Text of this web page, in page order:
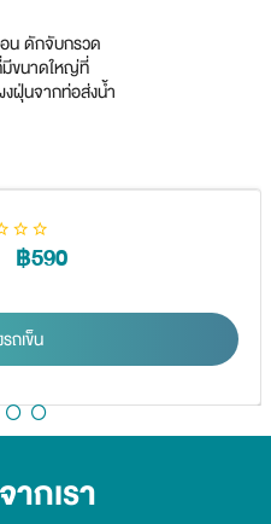
อน ดักจับกรวด
มีขนาดใหญ่ที่
งฝุ่นจากท่อส่งน้ำ
฿590
ถเข็น
กเรา